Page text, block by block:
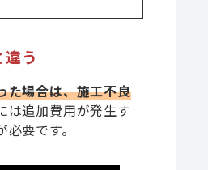
う
た場合は、施工不良
は追加費用が発生す
要です。